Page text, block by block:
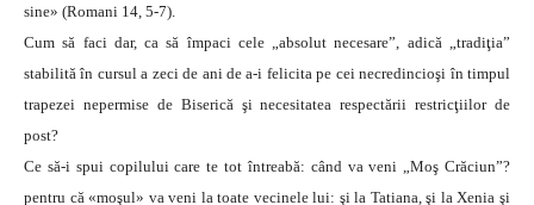
sine» (Romani 14, 5-7).
Cum să faci dar, ca să împaci cele „absolut necesare”, adică „tradiţia”
stabilită în cursul a zeci de ani de a-i felicita pe cei necredincioşi în timpul
trapezei nepermise de Biserică şi necesitatea respectării restricţiilor de
post?
Ce să-i spui copilului care te tot întreabă: când va veni „Moş Crăciun”?
pentru că «moşul» va veni la toate vecinele lui: şi la Tatiana, şi la Xenia şi